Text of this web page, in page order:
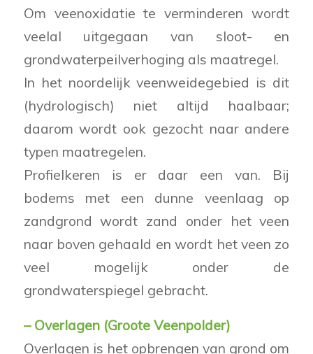
Om veenoxidatie te verminderen wordt
veelal uitgegaan van sloot- en
grondwaterpeilverhoging als maatregel.
In het noordelijk veenweidegebied is dit
(hydrologisch) niet altijd haalbaar;
daarom wordt ook gezocht naar andere
typen maatregelen.
Profielkeren is er daar een van. Bij
bodems met een dunne veenlaag op
zandgrond wordt zand onder het veen
naar boven gehaald en wordt het veen zo
veel mogelijk onder de
grondwaterspiegel gebracht.
– Overlagen (Groote Veenpolder)
Overlagen is het opbrengen van grond om